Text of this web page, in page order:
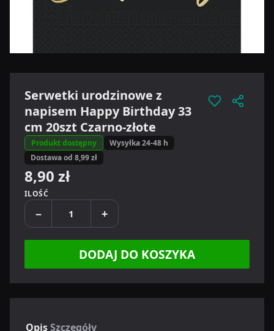
Serwetki urodzinowe z
napisem Happy Birthday 33
cm 20szt Czarno-złote
Produkt dostępny
Wysyłka 24-48 h
Dostawa od 8,99 zł
8,90 zł
ILOŚĆ
− +
DODAJ DO KOSZYKA
OpisSzczegóły